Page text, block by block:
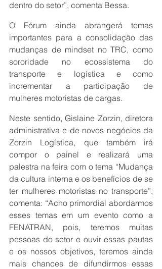
dentro do setor”, comenta Bessa.
O Fórum ainda abrangerá temas
importantes para a consolidação das
mudanças de mindset no TRC, como
sororidade no ecossistema do
transporte e logística e como
incrementar a participação de
mulheres motoristas de cargas.
Neste sentido, Gislaine Zorzin, diretora
administrativa e de novos negócios da
Zorzin Logística, que também irá
compor o painel e realizará uma
palestra na feira com o tema “Mudança
da cultura interna e os benefícios de se
ter mulheres motoristas no transporte”,
comenta: “Acho primordial abordarmos
esses temas em um evento como a
FENATRAN, pois, teremos muitas
pessoas do setor e ouvir essas pautas
e os nossos objetivos, teremos ainda
mais chances de difundirmos essas